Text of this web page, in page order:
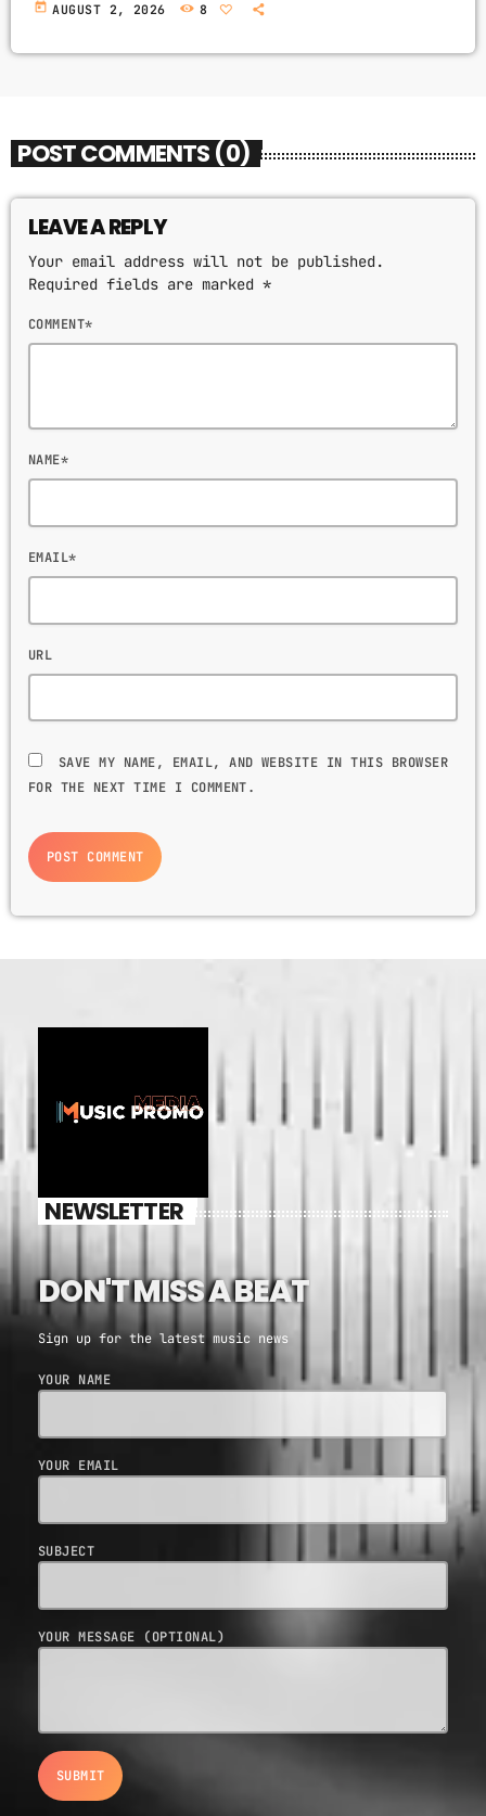
today AUGUST 2, 2026 8
POST COMMENTS (0)
LEAVE A REPLY
Your email address will not be published.
Required fields are marked *
COMMENT*
NAME*
EMAIL*
URL
SAVE MY NAME, EMAIL, AND WEBSITE IN THIS BROWSER
FOR THE NEXT TIME I COMMENT.
NEWSLETTER
DON'T MISS A BEAT
Sign up for the latest music news
YOUR NAME
YOUR EMAIL
SUBJECT
YOUR MESSAGE (OPTIONAL)